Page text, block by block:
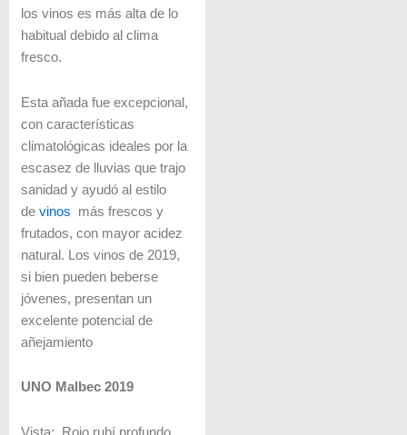
los vinos es más alta de lo
habitual debido al clima
fresco.
Esta añada fue excepcional,
con características
climatológicas ideales por la
escasez de lluvias que trajo
sanidad y ayudó al estilo
de vinos más frescos y
frutados, con mayor acidez
natural. Los vinos de 2019,
si bien pueden beberse
jóvenes, presentan un
excelente potencial de
añejamiento
UNO Malbec 2019
Vista: Rojo rubí profundo